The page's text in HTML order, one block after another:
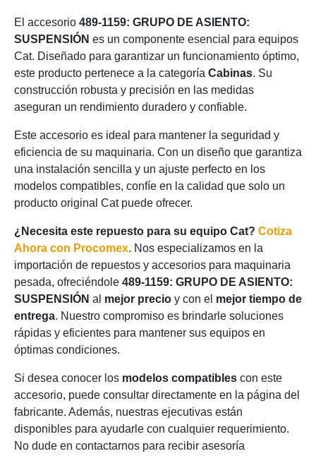
El accesorio 489-1159: GRUPO DE ASIENTO:
SUSPENSIÓN es un componente esencial para equipos
Cat. Diseñado para garantizar un funcionamiento óptimo,
este producto pertenece a la categoría Cabinas. Su
construcción robusta y precisión en las medidas
aseguran un rendimiento duradero y confiable.
Este accesorio es ideal para mantener la seguridad y
eficiencia de su maquinaria. Con un diseño que garantiza
una instalación sencilla y un ajuste perfecto en los
modelos compatibles, confíe en la calidad que solo un
producto original Cat puede ofrecer.
¿Necesita este repuesto para su equipo Cat? Cotiza
Ahora con Procomex. Nos especializamos en la
importación de repuestos y accesorios para maquinaria
pesada, ofreciéndole 489-1159: GRUPO DE ASIENTO:
SUSPENSIÓN al mejor precio y con el mejor tiempo de
entrega. Nuestro compromiso es brindarle soluciones
rápidas y eficientes para mantener sus equipos en
óptimas condiciones.
Si desea conocer los modelos compatibles con este
accesorio, puede consultar directamente en la página del
fabricante. Además, nuestras ejecutivas están
disponibles para ayudarle con cualquier requerimiento.
No dude en contactarnos para recibir asesoría